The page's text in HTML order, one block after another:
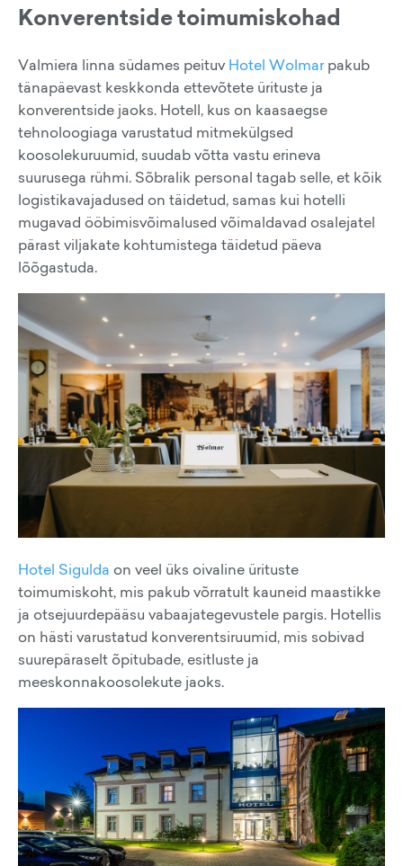
Konverentside toimumiskohad
Valmiera linna südames peituv Hotel Wolmarpakub
tänapäevast keskkonda ettevõtete ürituste ja
konverentside jaoks. Hotell, kus on kaasaegse
tehnoloogiaga varustatud mitmekülgsed
koosolekuruumid, suudab võtta vastu erineva
suurusega rühmi. Sõbralik personal tagab selle, et kõik
logistikavajadused on täidetud, samas kui hotelli
mugavad ööbimisvõimalused võimaldavad osalejatel
pärast viljakate kohtumistega täidetud päeva
lõõgastuda.
Hotel Sigulda on veel üks oivaline ürituste
toimumiskoht, mis pakub võrratult kauneid maastikke
ja otsejuurdepääsu vabaajategevustele pargis. Hotellis
on hästi varustatud konverentsiruumid, mis sobivad
suurepäraselt õpitubade, esitluste ja
meeskonnakoosolekute jaoks.